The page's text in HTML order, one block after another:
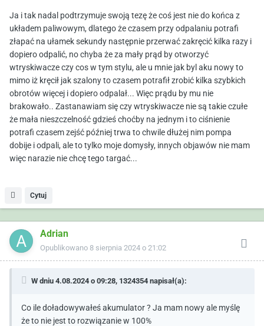
Ja i tak nadal podtrzymuje swoją tezę że coś jest nie do końca z
układem paliwowym, dlatego że czasem przy odpalaniu potrafi
złapać na ułamek sekundy następnie przerwać zakręcić kilka razy i
dopiero odpalić, no chyba że za mały prąd by otworzyć
wtryskiwacze czy cos w tym stylu, ale u mnie jak byl aku nowy to
mimo iż kręcił jak szalony to czasem potrafił zrobić kilka szybkich
obrotów więcej i dopiero odpalał... Więc prądu by mu nie
brakowało.. Zastanawiam się czy wtryskiwacze nie są takie czułe
że mała nieszczelność gdzieś choćby na jednym i to ciśnienie
potrafi czasem zejść później trwa to chwile dłużej nim pompa
dobije i odpali, ale to tylko moje domysły, innych objawów nie mam
więc narazie nie chcę tego targać...
Cytuj
Adrian
Opublikowano 8 sierpnia 2024 o 21:02
W dniu 4.08.2024 o 09:28, 1324354 napisał(a):
Co ile doładowywałeś akumulator ? Ja mam nowy ale myślę
że to nie jest to rozwiązanie w 100%